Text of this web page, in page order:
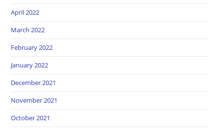
April 2022
March 2022
February 2022
January 2022
December 2021
November 2021
October 2021